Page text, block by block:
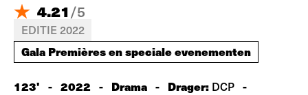
4.21/5
EDITIE 2022
Gala Premières en speciale evenementen
123' - 2022 - Drama - Drager: DCP -